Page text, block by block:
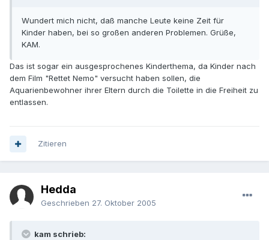
Wundert mich nicht, daß manche Leute keine Zeit für
Kinder haben, bei so großen anderen Problemen. Grüße,
KAM.
Das ist sogar ein ausgesprochenes Kinderthema, da Kinder nach
dem Film "Rettet Nemo" versucht haben sollen, die
Aquarienbewohner ihrer Eltern durch die Toilette in die Freiheit zu
entlassen.
Zitieren
Hedda
Geschrieben 27. Oktober 2005
kam schrieb: